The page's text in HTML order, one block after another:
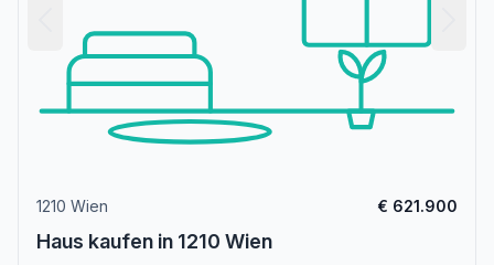
1210 Wien € 621.900
Haus kaufen in 1210 Wien